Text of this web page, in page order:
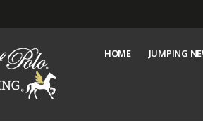
HOME JUMPING